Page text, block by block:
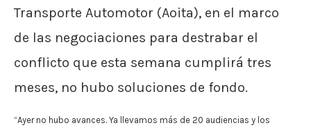
Transporte Automotor (Aoita), en el marco
de las negociaciones para destrabar el
conflicto que esta semana cumplirá tres
meses, no hubo soluciones de fondo.
“Ayer no hubo avances. Ya llevamos más de 20 audiencias y los